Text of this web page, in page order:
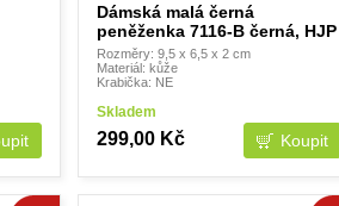
Dámská malá černá
peněženka 7116-B černá, HJP
Rozměry: 9,5 x 6,5 x 2 cm
Materiál: kůže
Krabička: NE
Skladem
299,00 Kč